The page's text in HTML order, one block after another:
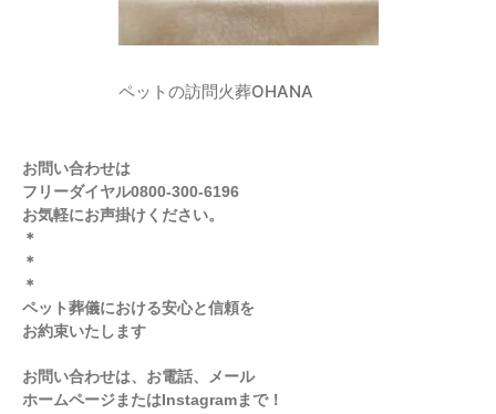
ペットの訪問火葬OHANA
お問い合わせは
フリーダイヤル0800-300-6196
お気軽にお声掛けください。
＊
＊
＊
ペット葬儀における安心と信頼を
お約束いたします
お問い合わせは、お電話、メール
ホームページまたはInstagramまで！